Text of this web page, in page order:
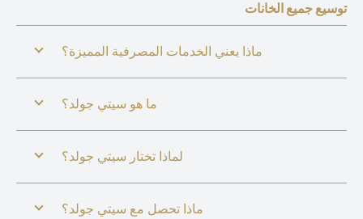
توسيع جميع الخانات
ماذا يعني الخدمات المصرفية المميزة؟
ما هو سيتي جولد؟
لماذا تختار سيتي جولد؟
ماذا تحصل مع سيتي جولد؟